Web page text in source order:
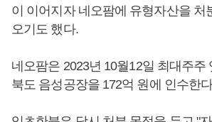
이 이어지자 네오팜에 유형자산을 처
오기도 했다.
네오팜은 2023년 10월12일 최대주주
북도 음성공장을 172억 원에 인수한